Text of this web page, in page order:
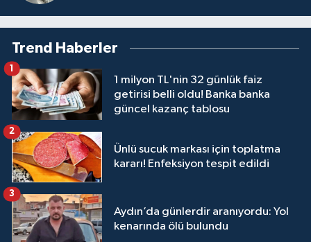
Trend Haberler
1 milyon TL'nin 32 günlük faiz
getirisi belli oldu! Banka banka
güncel kazanç tablosu
1
Ünlü sucuk markası için toplatma
kararı! Enfeksiyon tespit edildi
2
Aydın’da günlerdir aranıyordu: Yol
kenarında ölü bulundu
3